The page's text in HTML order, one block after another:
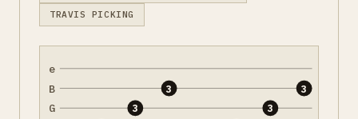
TRAVIS PICKING
e
B
G
3
3
3
3